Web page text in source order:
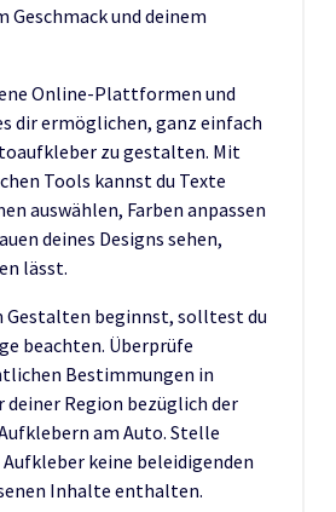
Geschmack und deinem
Online-Plattformen und
dir ermöglichen, ganz einfach
zu gestalten. Mit
Tools kannst du Texte
auswählen, Farben anpassen
deines Designs sehen,
lässt.
Gestalten beginnst, solltest du
beachten. Überprüfe
Bestimmungen in
deiner Region bezüglich der
am Auto. Stelle
Aufkleber keine beleidigenden
Inhalte enthalten.